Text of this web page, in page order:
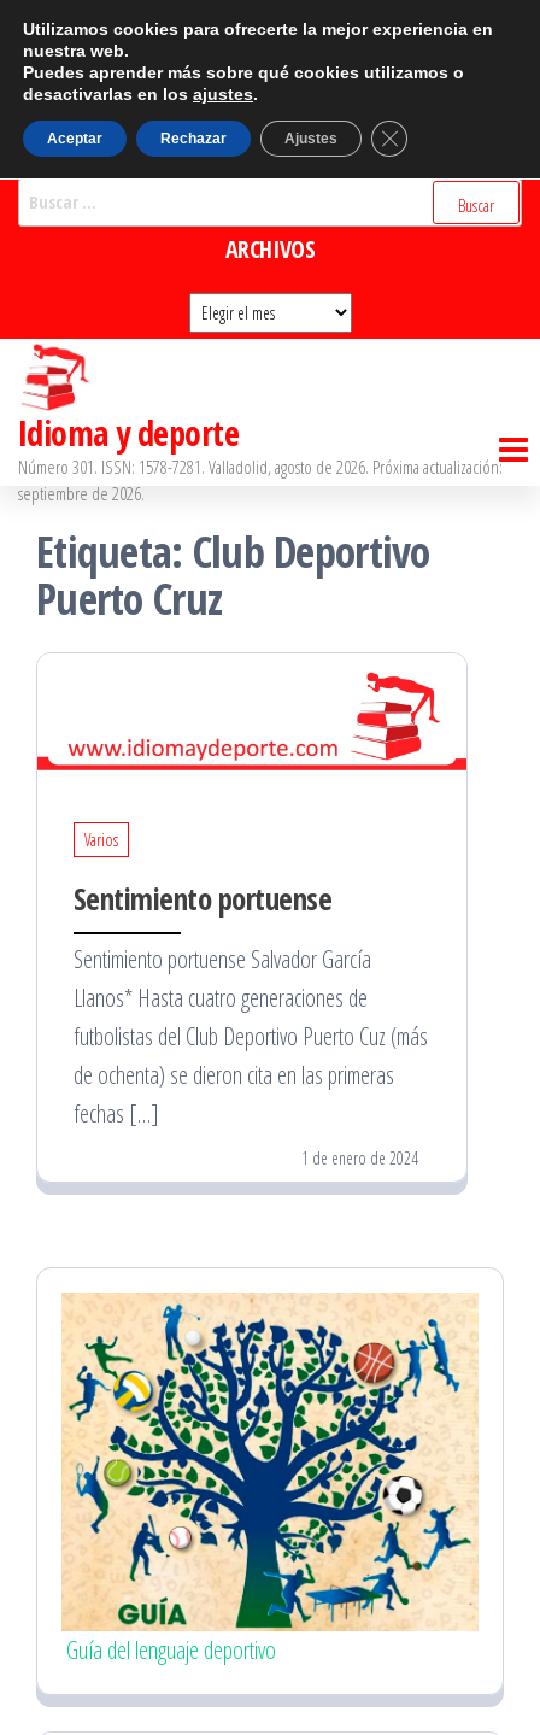
Saltar
contenido
CATEGORÍAS
Categorías
BUSCADOR
ARCHIVOS
Archivos
Idioma y deporte
Número 301. ISSN: 1578-7281. Valladolid, agosto de 2026. Próxima actualización:
septiembre de 2026.
Etiqueta: Club Deportivo
Puerto Cruz
Varios
Sentimiento portuense
Sentimiento portuense Salvador García
Llanos* Hasta cuatro generaciones de
futbolistas del Club Deportivo Puerto Cuz (más
de ochenta) se dieron cita en las primeras
fechas […]
1 de enero de 2024
Guía del lenguaje deportivo
Utilizamos cookies para ofrecerte la mejor experiencia en
nuestra web.
Puedes aprender más sobre qué cookies utilizamos o
desactivarlas en los ajustes.
Aceptar Rechazar Ajustes Cerrar el banner